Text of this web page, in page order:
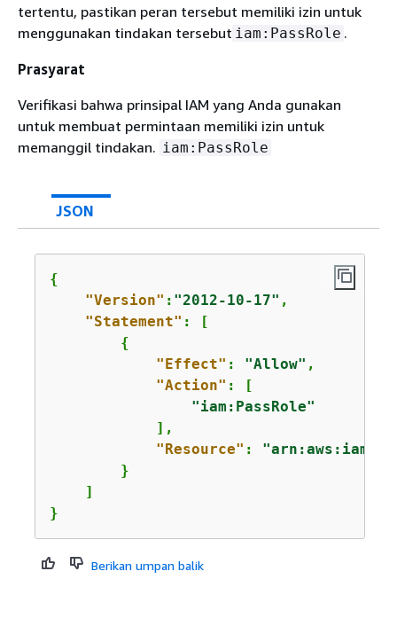
tertentu, pastikan peran tersebut memiliki izin untuk
menggunakan tindakan tersebut iam:PassRole .
Prasyarat
Verifikasi bahwa prinsipal IAM yang Anda gunakan
untuk membuat permintaan memiliki izin untuk
memanggil tindakan. iam:PassRole
JSON
{
"Version" : "2012-10-17" ,
"Statement" : [
{
"Effect" : "Allow" ,
"Action" : [
"iam:PassRole"
            ],
"Resource" : "arn:aws:iam::
        }
    ]
}
Berikan umpan balik